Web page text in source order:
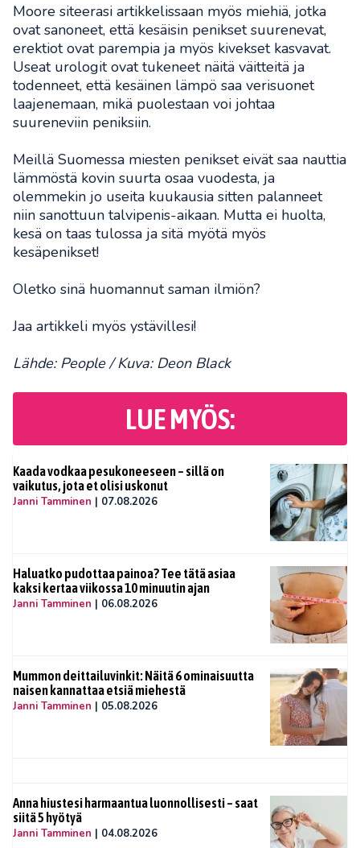
Moore siteerasi artikkelissaan myös miehiä, jotka
ovat sanoneet, että kesäisin penikset suurenevat,
erektiot ovat parempia ja myös kivekset kasvavat.
Useat urologit ovat tukeneet näitä väitteitä ja
todenneet, että kesäinen lämpö saa verisuonet
laajenemaan, mikä puolestaan voi johtaa
suureneviin peniksiin.
Meillä Suomessa miesten penikset eivät saa nauttia
lämmöstä kovin suurta osaa vuodesta, ja
olemmekin jo useita kuukausia sitten palanneet
niin sanottuun talvipenis-aikaan. Mutta ei huolta,
kesä on taas tulossa ja sitä myötä myös
kesäpenikset!
Oletko sinä huomannut saman ilmiön?
Jaa artikkeli myös ystävillesi!
Lähde: People / Kuva: Deon Black
LUE MYÖS:
Kaada vodkaa pesukoneeseen – sillä on
vaikutus, jota et olisi uskonut
Janni Tamminen | 07.08.2026
Haluatko pudottaa painoa? Tee tätä asiaa
kaksi kertaa viikossa 10 minuutin ajan
Janni Tamminen | 06.08.2026
Mummon deittailuvinkit: Näitä 6 ominaisuutta
naisen kannattaa etsiä miehestä
Janni Tamminen | 05.08.2026
Anna hiustesi harmaantua luonnollisesti – saat
siitä 5 hyötyä
Janni Tamminen | 04.08.2026